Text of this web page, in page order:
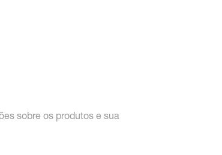
sobre os produtos e sua